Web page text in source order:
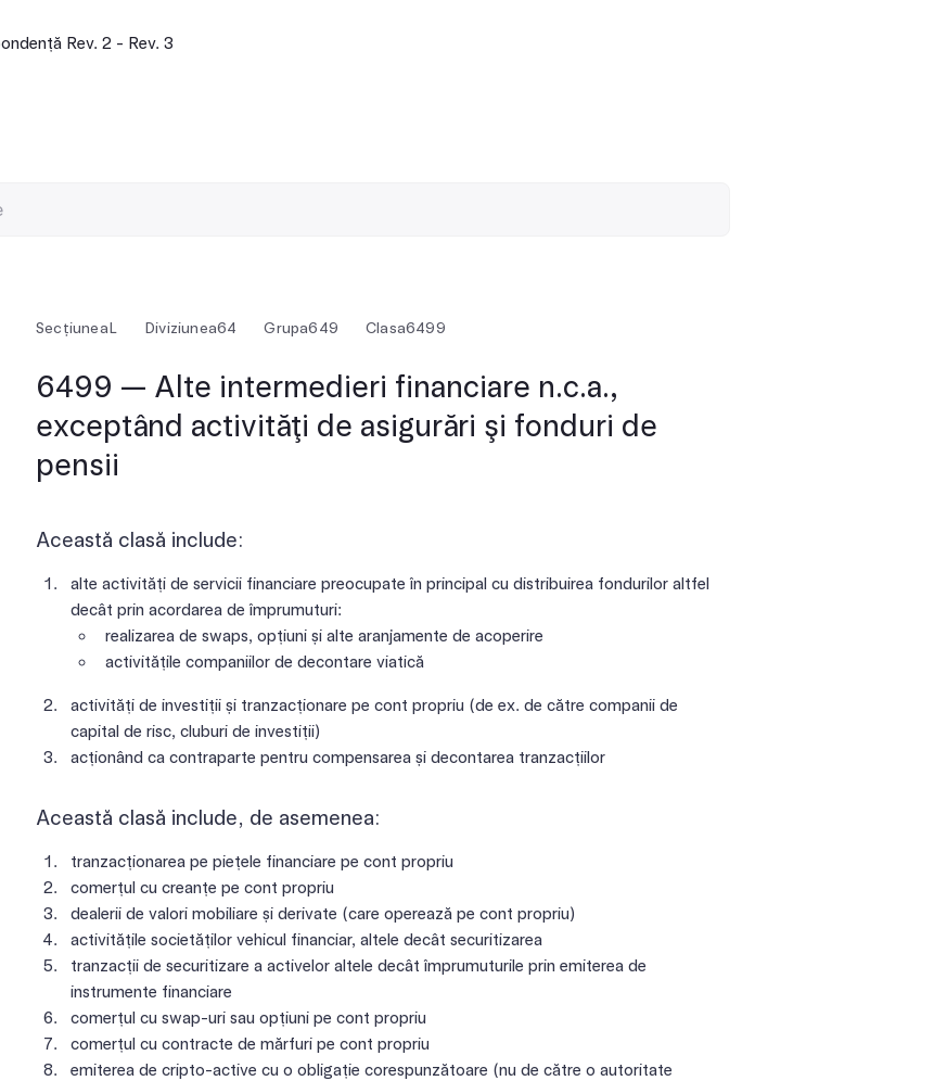
Rev. 2 - Rev. 3
SecțiuneaL Diviziunea64 Grupa649 Clasa6499
6499 — Alte intermedieri financiare n.c.a.,
exceptând activităţi de asigurări şi fonduri de
pensii
Această clasă include:
alte activități de servicii financiare preocupate în principal cu distribuirea fondurilor altfel
decât prin acordarea de împrumuturi:
realizarea de swaps, opțiuni și alte aranjamente de acoperire
activitățile companiilor de decontare viatică
activități de investiții și tranzacționare pe cont propriu (de ex. de către companii de
capital de risc, cluburi de investiții)
acționând ca contraparte pentru compensarea și decontarea tranzacțiilor
Această clasă include, de asemenea:
tranzacționarea pe piețele financiare pe cont propriu
comerțul cu creanțe pe cont propriu
dealerii de valori mobiliare și derivate (care operează pe cont propriu)
activitățile societăților vehicul financiar, altele decât securitizarea
tranzacții de securitizare a activelor altele decât împrumuturile prin emiterea de
instrumente financiare
comerțul cu swap-uri sau opțiuni pe cont propriu
comerțul cu contracte de mărfuri pe cont propriu
emiterea de cripto-active cu o obligație corespunzătoare (nu de către o autoritate